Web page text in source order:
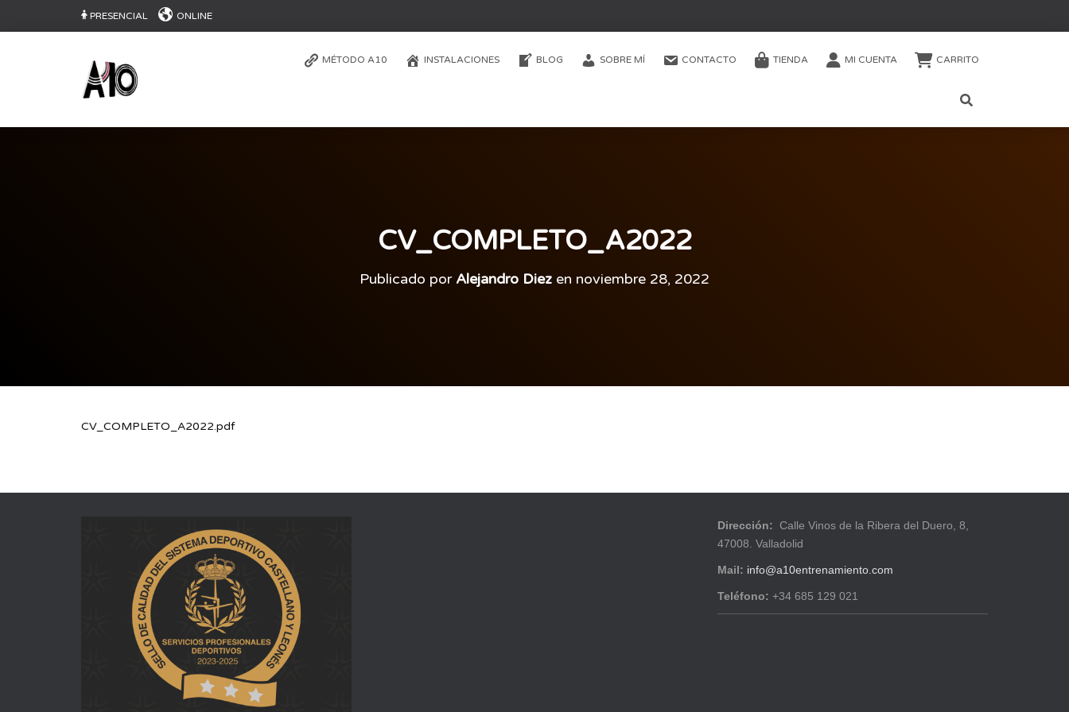
PRESENCIAL ONLINE
MÉTODO A10 INSTALACIONES BLOG SOBRE MÍ CONTACTO TIENDA MI CUENTA CARRITO
CV_COMPLETO_A2022
Publicado por Alejandro Diez en noviembre 28, 2022
CV_COMPLETO_A2022.pdf
Dirección: Calle Vinos de la Ribera del Duero, 8,
47008. Valladolid
Mail: info@a10entrenamiento.com
Teléfono: +34 685 129 021